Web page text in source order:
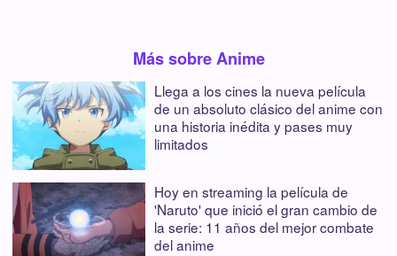
Más sobre Anime
Llega a los cines la nueva película
de un absoluto clásico del anime con
una historia inédita y pases muy
limitados
Hoy en streaming la película de
'Naruto' que inició el gran cambio de
la serie: 11 años del mejor combate
del anime